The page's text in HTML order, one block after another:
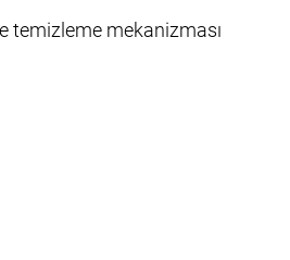
temizleme mekanizması